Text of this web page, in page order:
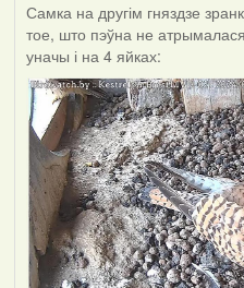
Самка на другім гняздзе
тое, што пэўна не
уначы і на 4 яйках: